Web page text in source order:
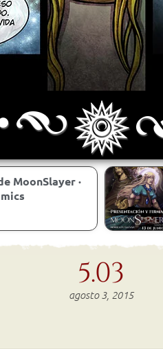
MoonSlayer ·
5.03
agosto 3, 2015